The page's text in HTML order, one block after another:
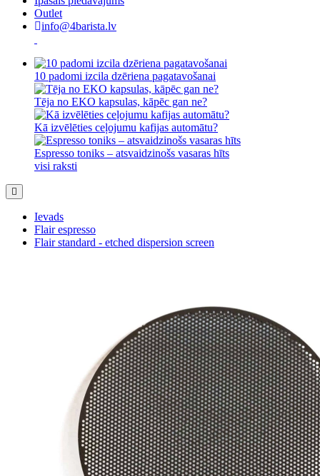
Outlet
info@4barista.lv
10 padomi izcila dzēriena pagatavošanai
Tēja no EKO kapsulas, kāpēc gan ne?
Kā izvēlēties ceļojumu kafijas automātu?
Espresso toniks – atsvaidzinošs vasaras hīts
visi raksti
Ievads
Flair espresso
Flair standard - etched dispersion screen